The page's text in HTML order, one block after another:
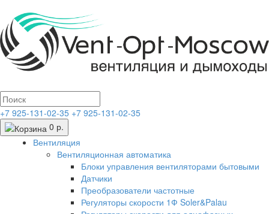
+7 925-131-02-35 +7 925-131-02-35
0 р.
Вентиляция
Вентиляционная автоматика
Блоки управления вентиляторами бытовыми
Датчики
Преобразователи частотные
Регуляторы скорости 1Ф Soler&Palau